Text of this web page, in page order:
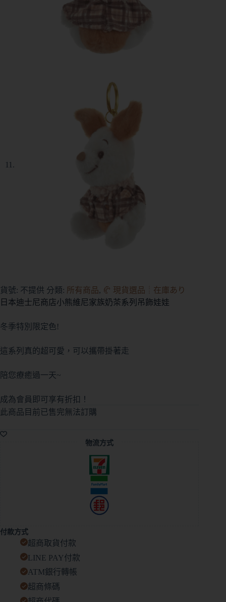
貨號: 不提供 分類: 所有商品, 🥐 現貨選品┊在庫あり
日本迪士尼商店小熊維尼家族奶茶系列吊飾娃娃
冬季特別限定色!
這系列真的超可愛，可以攜帶掛著走
陪您療癒過一天~
成為會員即可享有折扣！
此商品目前已售完無法訂購
A
:
物流方式
付款方式
超商取貨付款
LINE PAY付款
ATM銀行轉帳
超商條碼